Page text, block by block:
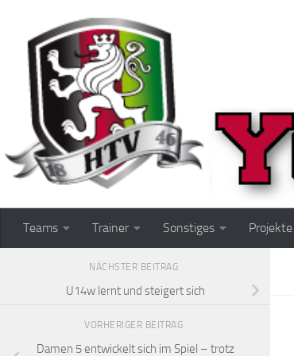
Zum Inhalt springen
Teams Trainer Sonstiges Projekte
NÄCHSTER BEITRAG
U14w lernt und steigert sich
VORHERIGER BEITRAG
Damen 5 entwickelt sich im Spiel – trotz